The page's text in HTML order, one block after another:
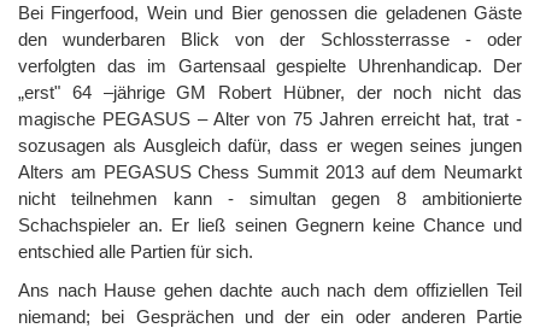
Bei Fingerfood, Wein und Bier genossen die geladenen Gäste
den wunderbaren Blick von der Schlossterrasse - oder
verfolgten das im Gartensaal gespielte Uhrenhandicap. Der
„erst" 64 –jährige GM Robert Hübner, der noch nicht das
magische PEGASUS – Alter von 75 Jahren erreicht hat, trat -
sozusagen als Ausgleich dafür, dass er wegen seines jungen
Alters am PEGASUS Chess Summit 2013 auf dem Neumarkt
nicht teilnehmen kann - simultan gegen 8 ambitionierte
Schachspieler an. Er ließ seinen Gegnern keine Chance und
entschied alle Partien für sich.
Ans nach Hause gehen dachte auch nach dem offiziellen Teil
niemand; bei Gesprächen und der ein oder anderen Partie